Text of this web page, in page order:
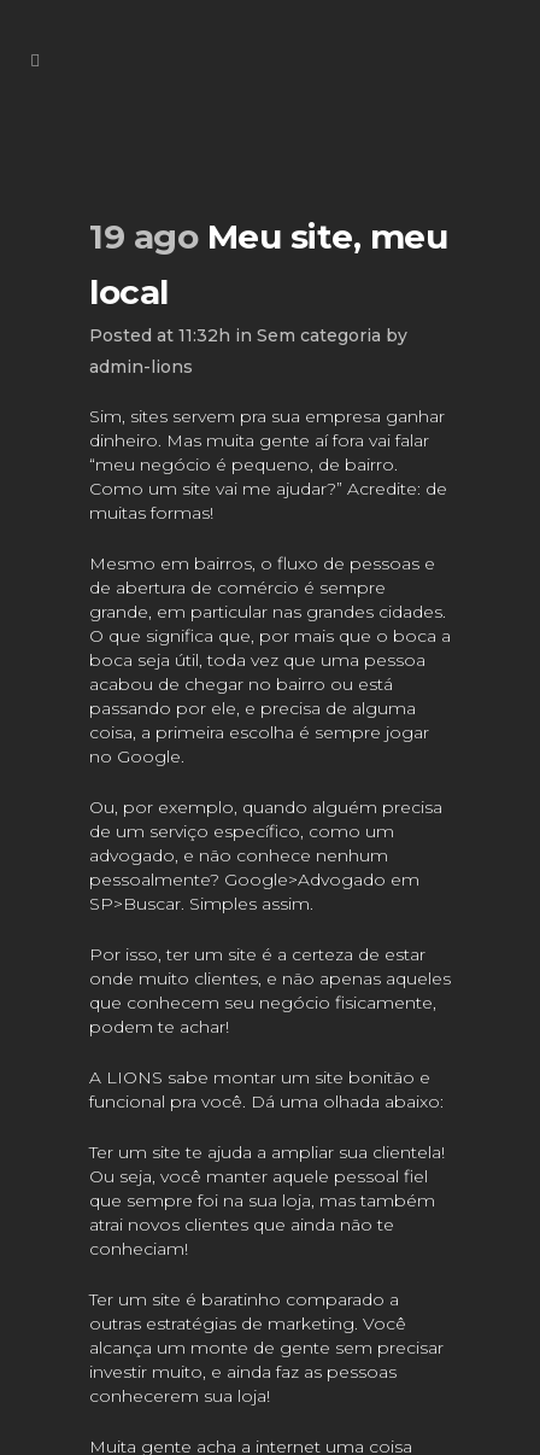
19 agoMeu site, meu
local
Posted at 11:32h in Sem categoria by
admin-lions
Sim, sites servem pra sua empresa ganhar
dinheiro. Mas muita gente aí fora vai falar
“meu negócio é pequeno, de bairro.
Como um site vai me ajudar?” Acredite: de
muitas formas!
Mesmo em bairros, o fluxo de pessoas e
de abertura de comércio é sempre
grande, em particular nas grandes cidades.
O que significa que, por mais que o boca a
boca seja útil, toda vez que uma pessoa
acabou de chegar no bairro ou está
passando por ele, e precisa de alguma
coisa, a primeira escolha é sempre jogar
no Google.
Ou, por exemplo, quando alguém precisa
de um serviço específico, como um
advogado, e não conhece nenhum
pessoalmente? Google>Advogado em
SP>Buscar. Simples assim.
Por isso, ter um site é a certeza de estar
onde muito clientes, e não apenas aqueles
que conhecem seu negócio fisicamente,
podem te achar!
A LIONS sabe montar um site bonitão e
funcional pra você. Dá uma olhada abaixo:
Ter um site te ajuda a ampliar sua clientela!
Ou seja, você manter aquele pessoal fiel
que sempre foi na sua loja, mas também
atrai novos clientes que ainda não te
conheciam!
Ter um site é baratinho comparado a
outras estratégias de marketing. Você
alcança um monte de gente sem precisar
investir muito, e ainda faz as pessoas
conhecerem sua loja!
Muita gente acha a internet uma coisa